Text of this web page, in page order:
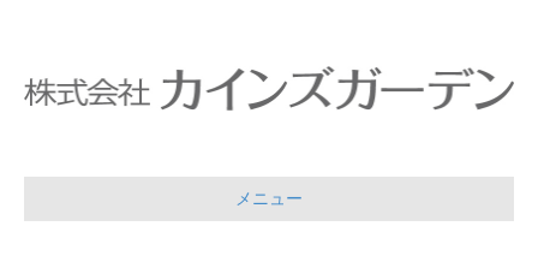
メニュー